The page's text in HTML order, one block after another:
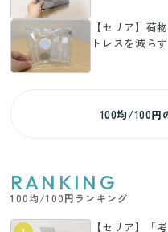
【セリア】荷
トレスを減ら
100均/100円
RANKING
100均/100円ランキング
【セリア】「